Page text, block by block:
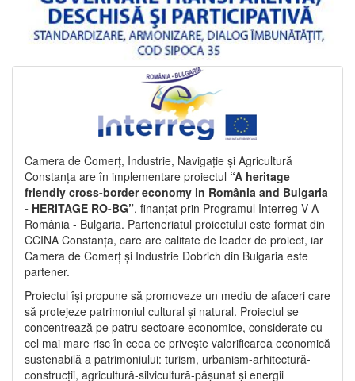
Camera de Comerț, Industrie, Navigație și Agricultură
Constanța are în implementare proiectul “A heritage
friendly cross-border economy in România and Bulgaria
- HERITAGE RO-BG”, finanțat prin Programul Interreg V-A
România - Bulgaria. Parteneriatul proiectului este format din
CCINA Constanța, care are calitate de leader de proiect, iar
Camera de Comerț și Industrie Dobrich din Bulgaria este
partener.
Proiectul își propune să promoveze un mediu de afaceri care
să protejeze patrimoniul cultural și natural. Proiectul se
concentrează pe patru sectoare economice, considerate cu
cel mai mare risc în ceea ce privește valorificarea economică
sustenabilă a patrimoniului: turism, urbanism-arhitectură-
construcții, agricultură-silvicultură-pășunat și energii